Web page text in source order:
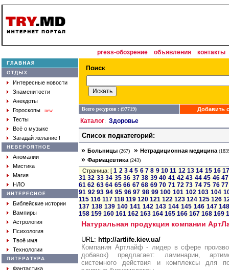
press-обозрение объявления контакты
Интересные новости
Знаменитости
Анекдоты
Гороскопы
new
Тесты
Всё о музыке
Загадай желание !
Аномалии
Мистика
Магия
НЛО
Библейские истории
Вампиры
Астрология
Психология
Твоё имя
Технологии
Фантастика
Всего ресурсов : (97719) Добавить
Каталог: Здоровье
Список подкатегорий:
» Больницы (267) » Нетрадиционная медицина
» Фармацевтика (243)
Страница: [1 2 3 4 5 6 7 8 9 10 11 12 13 14 15 16
31 32 33 34 35 36 37 38 39 40 41 42 43 44 45 46 47
61 62 63 64 65 66 67 68 69 70 71 72 73 74 75 76 77
91 92 93 94 95 96 97 98 99 100 101 102 103 104
115 116 117 118 119 120 121 122 123 124 125 126
137 138 139 140 141 142 143 144 145 146 147
158 159 160 161 162 163 164 165 166 167 168 169
Натуральная продукция компании
URL: http://artlife.kiev.ua/
Компания Артлайф - лидер в сфере
добавок) предлагает: ламинарин,
системного действия и комплексы для